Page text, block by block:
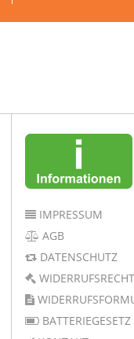
IMPRESSUM
AGB
DATENSCHUTZ
WIDERRUFSRECHT
BATTERIEGESETZ